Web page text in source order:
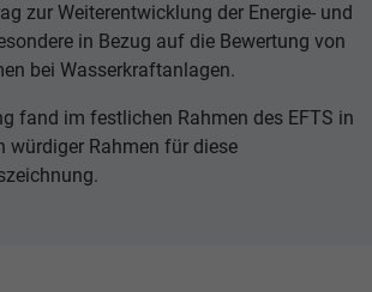
zur Weiterentwicklung der Energie- und
in Bezug auf die Bewertung von
bei Wasserkraftanlagen.
fand im festlichen Rahmen des EFTS in
würdiger Rahmen für diese